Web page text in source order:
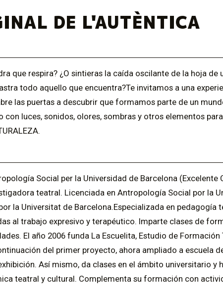
DE L'AUTÈNTICA
que respira? ¿O sintieras la caída oscilante de la hoja de
todo aquello que encuentra?Te invitamos a una
las puertas a descubrir que formamos parte de un
con luces, sonidos, olores, sombras y otros elementos
Social per la Universidad de Barcelona (Excelente
teatral. Licenciada en Antropología Social por la
la Universitat de Barcelona.Especializada en pedagogía
al trabajo expresivo y terapéutico. Imparte clases de
El año 2006 funda La Escuelita, Estudio de Formación
del primer proyecto, ahora ampliado a escuela
Así mismo, da clases en el ámbito universitario y
teatral y cultural. Complementa su formación con